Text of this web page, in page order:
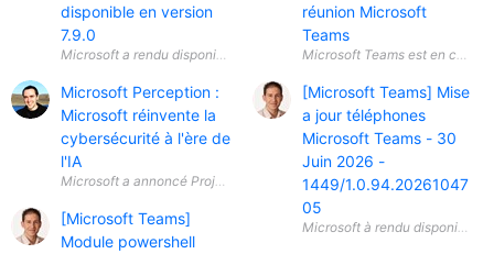
disponible en version
7.9.0
Microsoft Perception :
Microsoft réinvente la
cybersécurité à l'ère de
l'IA
Microsoft a annoncé Project Perception , une nouvelle plateforme
[Microsoft Teams]
Module powershell
réunion Microsoft
Teams
[Microsoft Teams] Mise
a jour téléphones
Microsoft Teams - 30
Juin 2026 -
1449/1.0.94.20261047
05